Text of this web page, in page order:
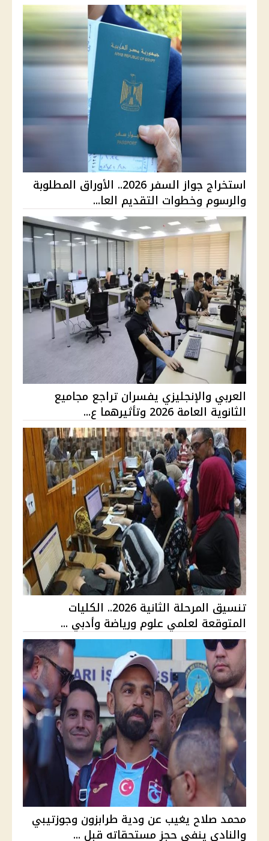
استخراج جواز السفر 2026.. الأوراق المطلوبة
والرسوم وخطوات التقديم العا...
العربي والإنجليزي يفسران تراجع مجاميع
الثانوية العامة 2026 وتأثيرهما ع...
تنسيق المرحلة الثانية 2026.. الكليات
المتوقعة لعلمي علوم ورياضة وأدبي ...
محمد صلاح يغيب عن ودية طرابزون وجوزتيبي
والنادي ينفي حجز مستحقاته قبل ...